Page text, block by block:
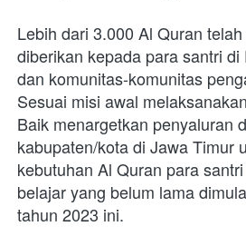
Lebih dari 3.000 Al Quran
diberikan kepada para santri di
dan komunitas-komunitas
Sesuai misi awal
Baik menargetkan penyaluran
kabupaten/kota di Jawa Timur
kebutuhan Al Quran para
belajar yang belum lama
tahun 2023 ini.